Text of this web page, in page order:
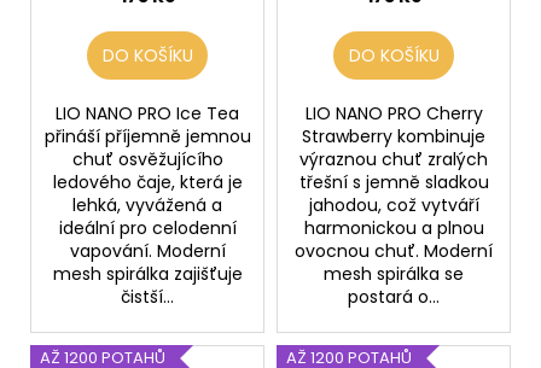
DO KOŠÍKU
LIO NANO PRO Ice Tea
přináší příjemně jemnou
chuť osvěžujícího
ledového čaje, která je
lehká, vyvážená a
ideální pro celodenní
vapování. Moderní
mesh spirálka zajišťuje
čistší...
DO KOŠÍKU
LIO NANO PRO Cherry
Strawberry kombinuje
výraznou chuť zralých
třešní s jemně sladkou
jahodou, což vytváří
harmonickou a plnou
ovocnou chuť. Moderní
mesh spirálka se
postará o...
AŽ 1200 POTAHŮ AŽ 1200 POTAHŮ